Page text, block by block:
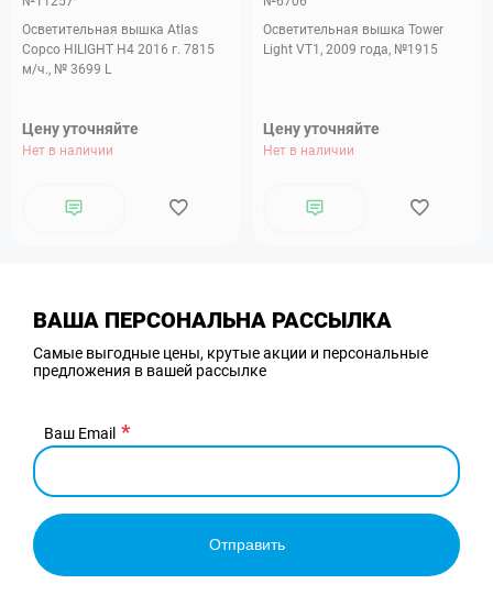
Осветительная вышка Atlas
Copco HILIGHT H4 2016 г. 7815
м/ч., № 3699 L
Цену уточняйте
Нет в наличии
Осветительная вышка Tower
Light VT1, 2009 года, №1915
Цену уточняйте
Нет в наличии
ВАША ПЕРСОНАЛЬНА РАССЫЛКА
Самые выгодные цены, крутые акции и персональные
предложения в вашей рассылке
Ваш Email
Отправить